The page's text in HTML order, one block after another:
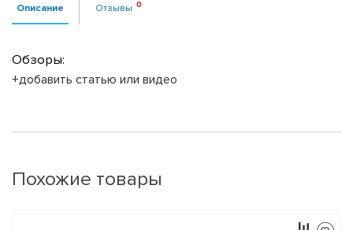
Описание Отзывы
Обзоры:
+добавить статью или видео
Похожие товары